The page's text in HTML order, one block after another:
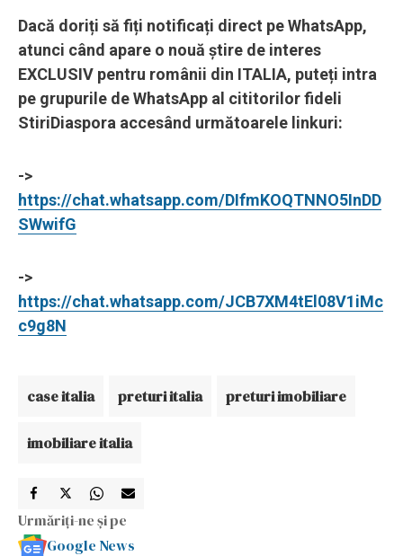
Dacă doriți să fiți notificați direct pe WhatsApp,
atunci când apare o nouă știre de interes
EXCLUSIV pentru românii din ITALIA, puteți intra
pe grupurile de WhatsApp al cititorilor fideli
StiriDiaspora accesând următoarele linkuri:
->
https://chat.whatsapp.com/DIfmKOQTNNO5InDD
SWwifG
->
https://chat.whatsapp.com/JCB7XM4tEl08V1iMc
c9g8N
case italia preturi italia preturi imobiliare
imobiliare italia
Urmăriți-ne și pe
Google News